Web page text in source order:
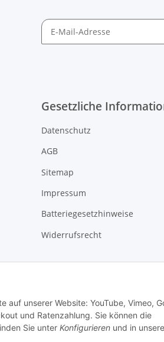
auf unserer Website: YouTube, Vimeo,
und Ratenzahlung. Sie können die
Sie unter Konfigurieren und in
Gesetzliche
Datenschutz
AGB
Sitemap
Impressum
Batteriegesetzhinweise
Widerrufsrecht